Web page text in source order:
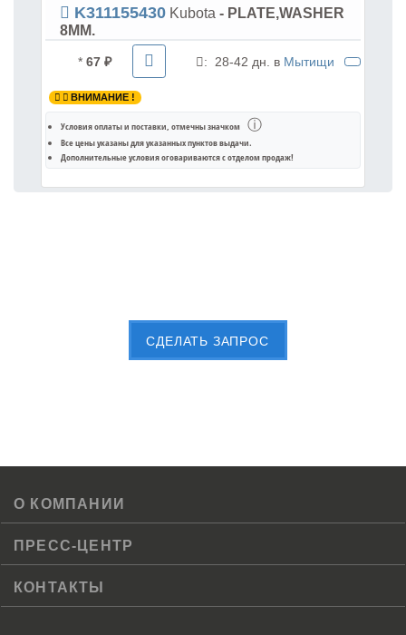
K311155430 Kubota - PLATE,WASHER
8MM.
* 67 ₽ : 28-42 дн. в Мытищи
ВНИМАНИЕ !
Условия оплаты и поставки, отмечны значком ⓘ
Все цены указаны дляуказанных пунктов выдачи.
Дополнительные условия оговариваются с отделом продаж!
CДЕЛАТЬ ЗАПРОС
О КОМПАНИИ
ПРЕСС-ЦЕНТР
КОНТАКТЫ